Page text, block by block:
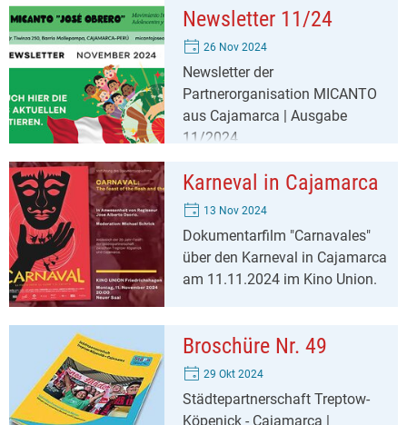
Newsletter 11/24
26 Nov 2024
Newsletter der
Partnerorganisation MICANTO
aus Cajamarca | Ausgabe
11/2024
Karneval in Cajamarca
13 Nov 2024
Dokumentarfilm "Carnavales"
über den Karneval in Cajamarca
am 11.11.2024 im Kino Union.
Broschüre Nr. 49
29 Okt 2024
Städtepartnerschaft Treptow-
Köpenick - Cajamarca |